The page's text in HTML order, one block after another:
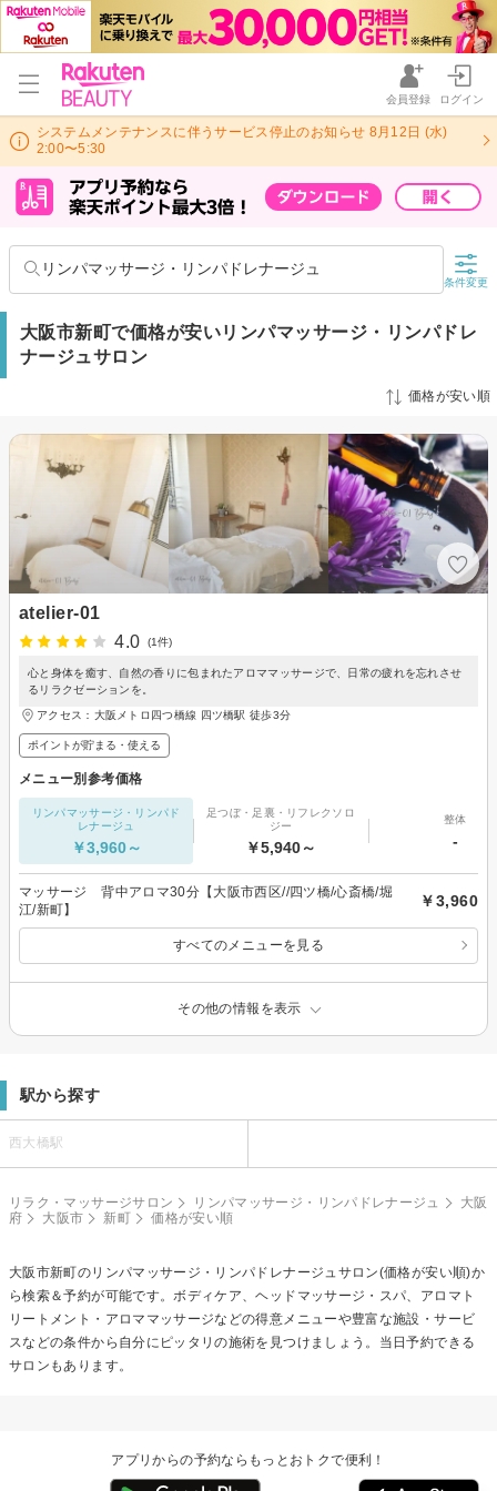
会員登録 ログイン
システムメンテナンスに伴うサービス停止のお知らせ 8月12日 (水)
2:00〜5:30
リンパマッサージ・リンパドレナージュ
条件変更
大阪市新町で価格が安いリンパマッサージ・リンパドレ
ナージュサロン
価格が安い順
atelier-01
4.0
(1件)
心と身体を癒す、自然の香りに包まれたアロママッサージで、日常の疲れを忘れさせ
るリラクゼーションを。
アクセス：大阪メトロ四つ橋線 四ツ橋駅 徒歩3分
ポイントが貯まる・使える
メニュー別参考価格
リンパマッサージ・リンパド
レナージュ
￥3,960～
足つぼ・足裏・リフレクソロ
ジー
￥5,940～
整体
-
マッサージ 背中アロマ30分【大阪市西区//四ツ橋/心斎橋/堀
江/新町】
￥3,960
すべてのメニューを見る
その他の情報を表示
駅から探す
西大橋駅
リラク・マッサージサロン リンパマッサージ・リンパドレナージュ
大阪
府
大阪市 新町 価格が安い順
大阪市新町のリンパマッサージ・リンパドレナージュ サロン(価格が安い順)か
ら検索＆予約が可能です。ボディケア、ヘッドマッサージ・スパ、アロマト
リートメント・アロママッサージなどの得意メニューや豊富な施設・サービ
スなどの条件から自分にピッタリの施術を見つけましょう。当日予約できる
サロンもあります。
アプリからの予約ならもっとおトクで便利！